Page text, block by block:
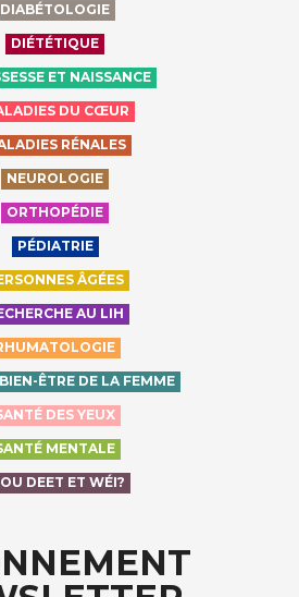
DIABÉTOLOGIE
DIÉTÉTIQUE
ET NAISSANCE
DU CŒUR
RÉNALES
NEUROLOGIE
ORTHOPÉDIE
PÉDIATRIE
ÂGÉES
AU LIH
ÊTRE DE LA FEMME
DES YEUX
MENTALE
DEET ET WÉI?